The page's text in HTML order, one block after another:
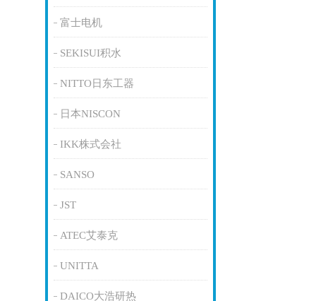
富士电机
SEKISUI积水
NITTO日东工器
日本NISCON
IKK株式会社
SANSO
JST
ATEC艾泰克
UNITTA
DAICO大浩研热